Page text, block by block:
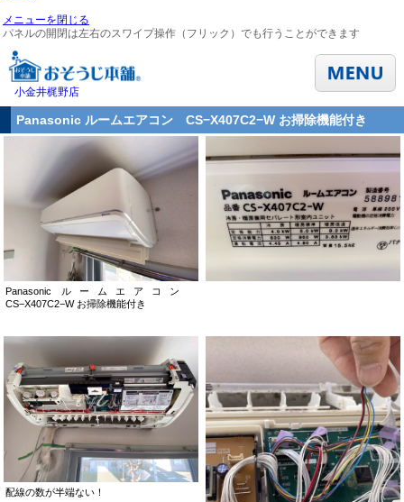
メニューを閉じる
パネルの開閉は左右のスワイプ操作（フリック）でも行うことができます
小金井梶野店
Panasonic ルームエアコン CS−X407C2−W お掃除機能付き
Panasonic ルームエアコン
CS−X407C2−W お掃除機能付き
配線の数が半端ない！